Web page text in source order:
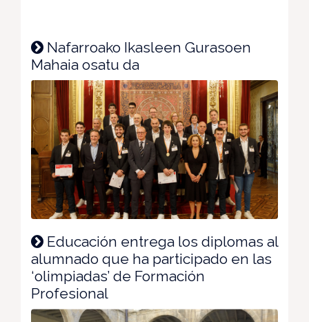
Nafarroako Ikasleen Gurasoen
Mahaia osatu da
Educación entrega los diplomas al
alumnado que ha participado en las
‘olimpiadas’ de Formación
Profesional